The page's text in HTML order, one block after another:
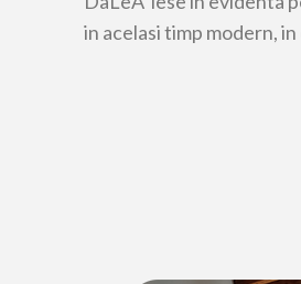
in acelasi timp modern,